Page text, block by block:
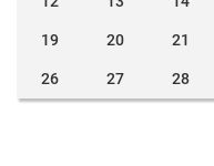
19 20 21
26 27 28